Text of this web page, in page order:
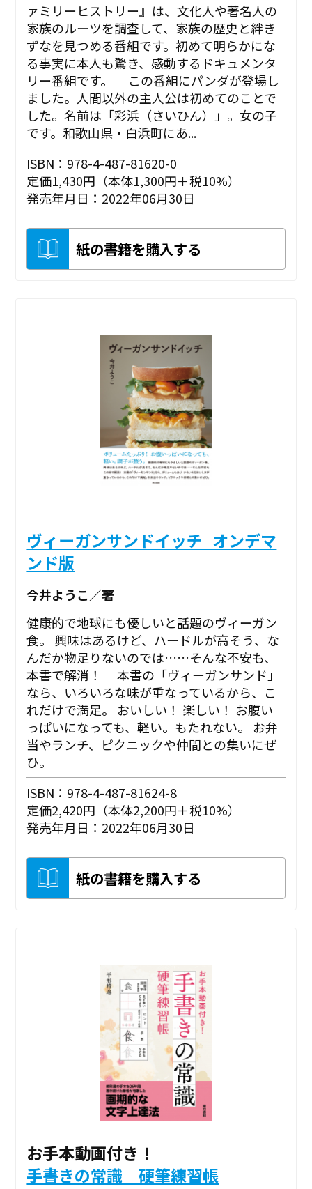
ァミリーヒストリー』は、文化人や著名人の
家族のルーツを調査して、家族の歴史と絆き
ずなを見つめる番組です。初めて明らかにな
る事実に本人も驚き、感動するドキュメンタ
リー番組です。 この番組にパンダが登場し
ました。人間以外の主人公は初めてのことで
した。名前は「彩浜（さいひん）」。女の子
です。和歌山県・白浜町にあ...
ISBN：978-4-487-81620-0
定価1,430円（本体1,300円＋税10%）
発売年月日：2022年06月30日
紙の書籍を購入する
ヴィーガンサンドイッチ_オンデマ
ンド版
今井ようこ／著
健康的で地球にも優しいと話題のヴィーガン
食。 興味はあるけど、ハードルが高そう、な
んだか物足りないのでは……そんな不安も、
本書で解消！ 本書の「ヴィーガンサンド」
なら、いろいろな味が重なっているから、こ
れだけで満足。 おいしい！ 楽しい！ お腹い
っぱいになっても、軽い。もたれない。 お弁
当やランチ、ピクニックや仲間との集いにぜ
ひ。
ISBN：978-4-487-81624-8
定価2,420円（本体2,200円＋税10%）
発売年月日：2022年06月30日
紙の書籍を購入する
お手本動画付き！
手書きの常識 硬筆練習帳